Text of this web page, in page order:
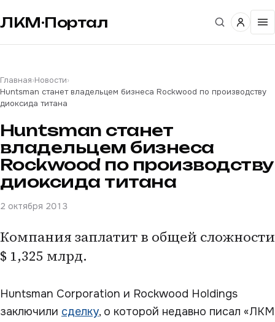
ЛКМ·Портал
Главная›Новости›
Huntsman станет владельцем бизнеса Rockwood по производству
диоксида титана
Huntsman станет
владельцем бизнеса
Rockwood по производству
диоксида титана
2 октября 2013
Компания заплатит в общей сложности
$ 1,325 млрд.
Huntsman Corporation и Rockwood Holdings
заключили сделку, о которой недавно писал «ЛКМ